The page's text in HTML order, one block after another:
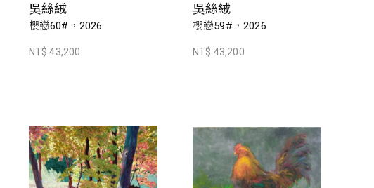
吳絲絨
櫻戀60#，2026
NT$ 43,200
吳絲絨
櫻戀59#，2026
NT$ 43,200